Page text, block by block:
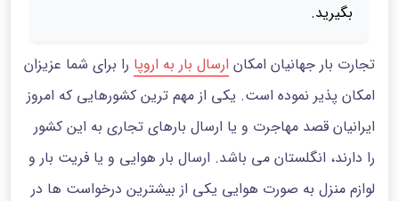
بگیرید.
تجارت بار جهانیان امکان ارسال بار به اروپا را برای شما عزیزان
امکان پذیر نموده است. یکی از مهم ترین کشورهایی که امروز
ایرانیان قصد مهاجرت و یا ارسال بارهای تجاری به این کشور
را دارند، انگلستان می باشد. ارسال بار هوایی و یا فریت بار و
لوازم منزل به صورت هوایی یکی از بیشترین درخواست ها در